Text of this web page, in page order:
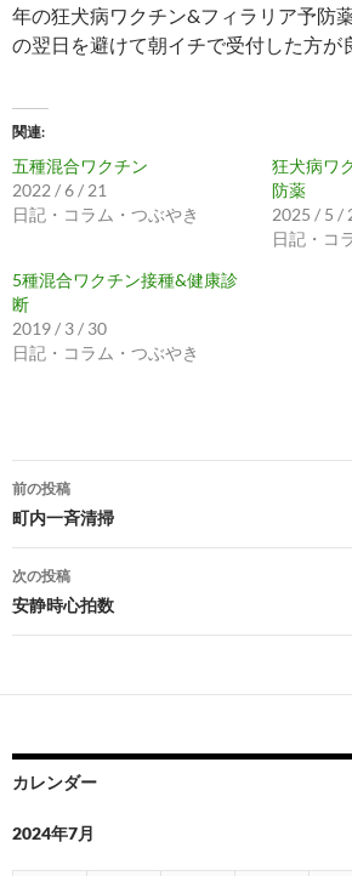
年の狂犬病ワクチン&フィラリア予防
の翌日を避けて朝イチで受付した方が
関連
五種混合ワクチン
2022 / 6 / 21
日記・コラム・つぶやき
狂犬病ワ
防薬
2025 / 5 /
日記・コ
5種混合ワクチン接種&健康診
断
2019 / 3 / 30
日記・コラム・つぶやき
投
稿
ナ
ビ
ゲ
ー
ョ
ン
前の投稿
町内一斉清掃
次の投稿
安静時心拍数
カレンダー
2024年7月